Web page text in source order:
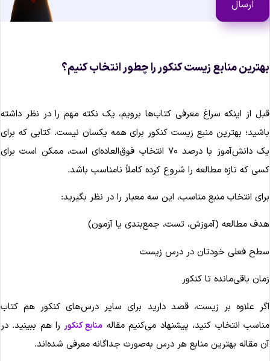
منابع زیست کنکور را چطور انتخاب کنیم؟
از اینکه سراغ معرفی کتاب‌ها برویم، یک نکته مهم را در نظر داشته
بهترین منبع زیست کنکور برای همه یکسان نیست. کتابی که برای
یک دانش‌آموز با درصد ۷۰ انتخاب فوق‌العاده‌ای است، ممکن است برای
که تازه مطالعه را شروع کرده کاملاً نامناسب باشد.
انتخاب منبع مناسب، این سه معیار را در نظر بگیرید:
مطالعه (آموزش، تست، جمع‌بندی یا آزمون)
فعلی خودتان در درس زیست
باقی‌مانده تا کنکور
علاوه بر زیست، قصد دارید برای سایر درس‌های کنکور هم کتاب
انتخاب کنید، پیشنهاد می‌کنیم مقاله منابع کنکور را هم ببینید. در
مقاله بهترین منابع هر درس به‌صورت جداگانه معرفی شده‌اند.